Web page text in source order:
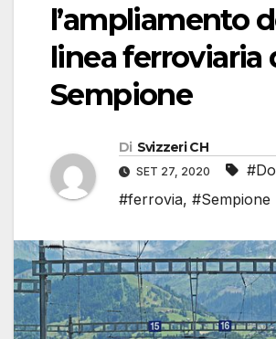
l’ampliamento
linea ferroviaria
Sempione
Di Svizzeri CH
SET 27, 2020
#ferrovia, #Sempione